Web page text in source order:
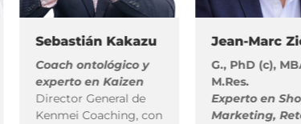
Sebastián Kakazu
Coach ontológico y
experto en Kaizen
Director General de
Kenmei Coaching, con
Jean-Marc Ziegler
G., PhD (c), MBA,
M.Res.
Experto en Shopper
Marketing, Retail y